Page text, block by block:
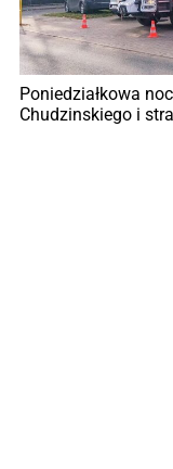
Poniedziałkowa
Chudzinskiego i